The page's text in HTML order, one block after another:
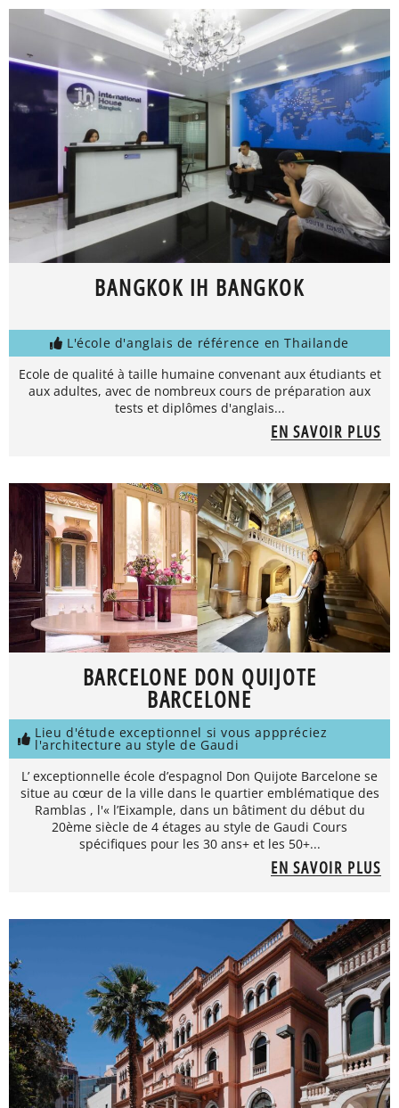
BANGKOK IH BANGKOK
L'école d'anglais de référence en Thailande
Ecole de qualité à taille humaine convenant aux étudiants et
aux adultes, avec de nombreux cours de préparation aux
tests et diplômes d'anglais...
EN SAVOIR PLUS
BARCELONE DON QUIJOTE
BARCELONE
Lieu d'étude exceptionnel si vous apppréciez
l'architecture au style de Gaudi
L’ exceptionnelle école d’espagnol Don Quijote Barcelone se
situe au cœur de la ville dans le quartier emblématique des
Ramblas , l'« l’Eixample, dans un bâtiment du début du
20ème siècle de 4 étages au style de Gaudi Cours
spécifiques pour les 30 ans+ et les 50+...
EN SAVOIR PLUS